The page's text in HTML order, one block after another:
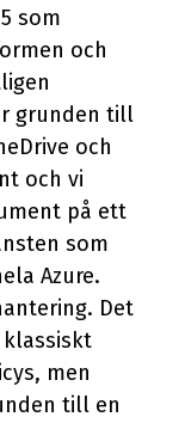
som
och
grunden till
och
och vi
på ett
som
Azure.
Det
men
till en